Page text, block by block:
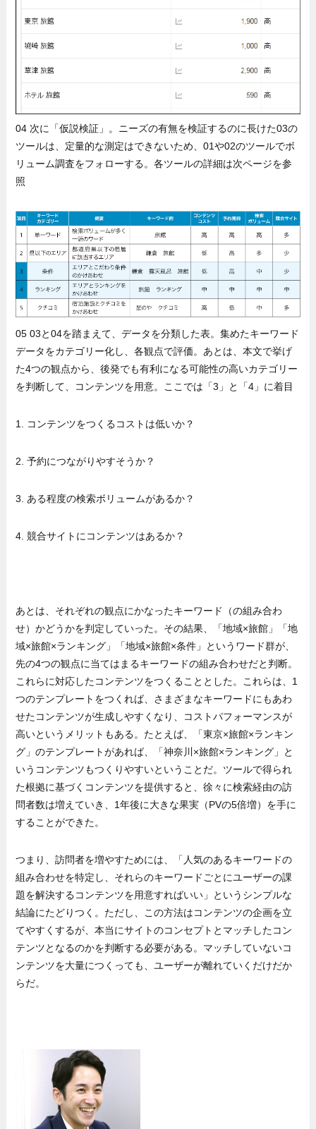
04 次に「仮説検証」。ニーズの有無を検証するのに長けた03の
ツールは、定量的な測定はできないため、01や02のツールでボ
リューム調査をフォローする。各ツールの詳細は次ページを参
照
05 03と04を踏まえて、データを分類した表。集めたキーワード
データをカテゴリー化し、各観点で評価。あとは、本文で挙げ
た4つの観点から、後発でも有利になる可能性の高いカテゴリー
を判断して、コンテンツを用意。ここでは「3」と「4」に着目
1. コンテンツをつくるコストは低いか？
2. 予約につながりやすそうか？
3. ある程度の検索ボリュームがあるか？
4. 競合サイトにコンテンツはあるか？
あとは、それぞれの観点にかなったキーワード（の組み合わ
せ）かどうかを判定していった。その結果、「地域×旅館」「地
域×旅館×ランキング」「地域×旅館×条件」というワード群が、
先の4つの観点に当てはまるキーワードの組み合わせだと判断。
これらに対応したコンテンツをつくることとした。これらは、1
つのテンプレートをつくれば、さまざまなキーワードにもあわ
せたコンテンツが生成しやすくなり、コストパフォーマンスが
高いというメリットもある。たとえば、「東京×旅館×ランキン
グ」のテンプレートがあれば、「神奈川×旅館×ランキング」と
いうコンテンツもつくりやすいということだ。ツールで得られ
た根拠に基づくコンテンツを提供すると、徐々に検索経由の訪
問者数は増えていき、1年後に大きな果実（PVの5倍増）を手に
することができた。
つまり、訪問者を増やすためには、「人気のあるキーワードの
組み合わせを特定し、それらのキーワードごとにユーザーの課
題を解決するコンテンツを用意すればいい」というシンプルな
結論にたどりつく。ただし、この方法はコンテンツの企画を立
てやすくするが、本当にサイトのコンセプトとマッチしたコン
テンツとなるのかを判断する必要がある。マッチしていないコ
ンテンツを大量につくっても、ユーザーが離れていくだけだか
らだ。